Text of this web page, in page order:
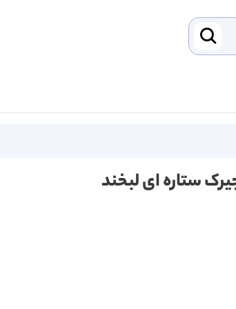
ستاره ای لبخند